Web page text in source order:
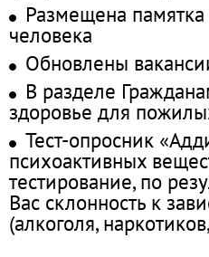
Размещена
человека
Обновлены
В разделе
здоровье для
Тест-опросник
психоактивных
тестирование, по
Вас склонность к
(алкоголя,